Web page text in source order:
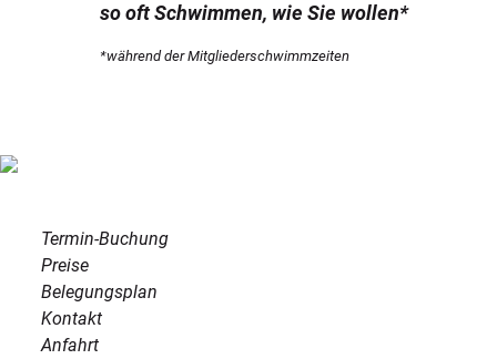
so oft Schwimmen, wie Sie wollen*
*während der Mitgliederschwimmzeiten
Termin-Buchung
Preise
Belegungsplan
Kontakt
Anfahrt